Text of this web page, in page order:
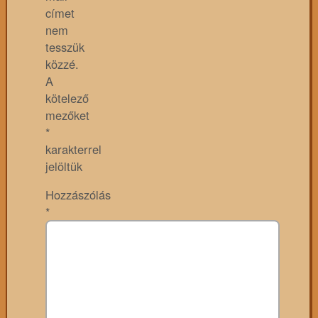
címet
nem
tesszük
közzé.
A
kötelező
mezőket
*
karakterrel
jelöltük
Hozzászólás
*